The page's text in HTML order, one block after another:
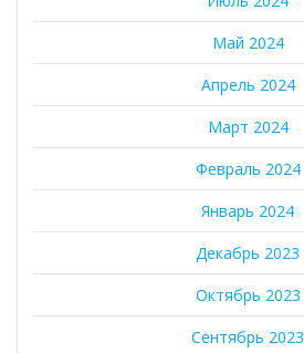
Май 2024
Апрель 2024
Март 2024
Февраль 2024
Январь 2024
Декабрь 2023
Октябрь 2023
Сентябрь 2023